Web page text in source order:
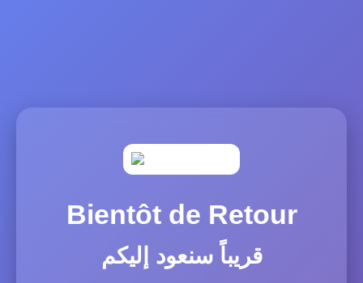
Bientôt de Retour
قريباً سنعود إليكم